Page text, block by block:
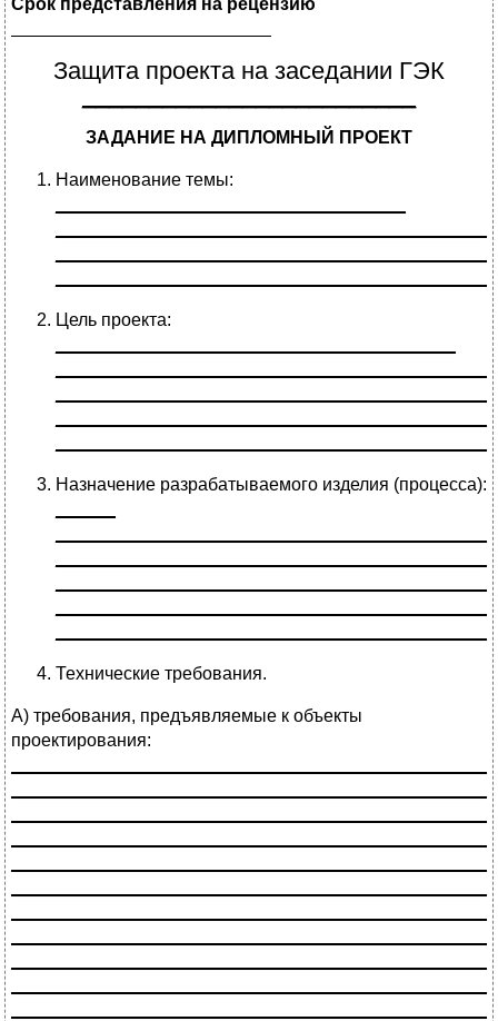
Срок представления на рецензию
Защита проекта на заседании ГЭК
ЗАДАНИЕ НА ДИПЛОМНЫЙ ПРОЕКТ
Наименование темы:
Цель проекта:
Назначение разрабатываемого изделия (процесса):
Технические требования.
А) требования, предъявляемые к объекты
проектирования: